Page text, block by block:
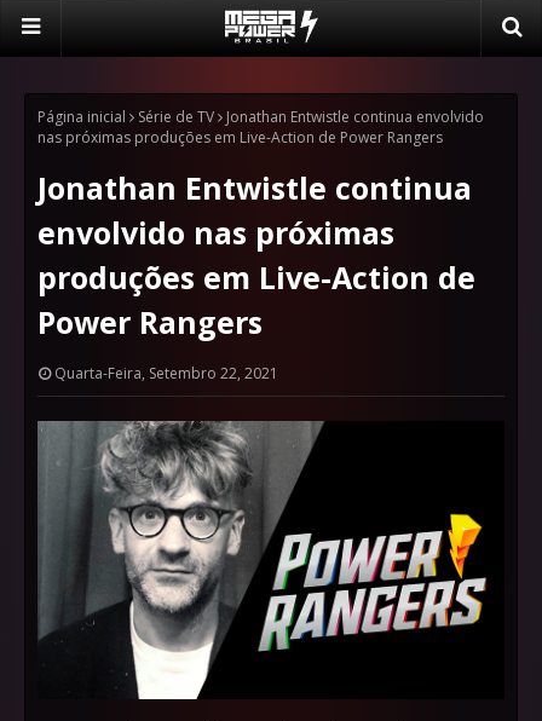
Página inicial Série de TV
Jonathan Entwistle continua envolvido
nas próximas produções em Live-Action de Power Rangers
Jonathan Entwistle continua
envolvido nas próximas
produções em Live-Action de
Power Rangers
Quarta-Feira, Setembro 22, 2021